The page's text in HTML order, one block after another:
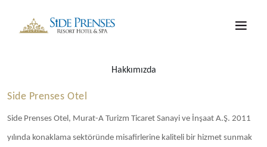
Hakkımızda
Side Prenses Otel
Side Prenses Otel, Murat-A Turizm Ticaret Sanayi ve İnşaat A.Ş. 2011
yılında konaklama sektöründe misafirlerine kaliteli bir hizmet sunmak